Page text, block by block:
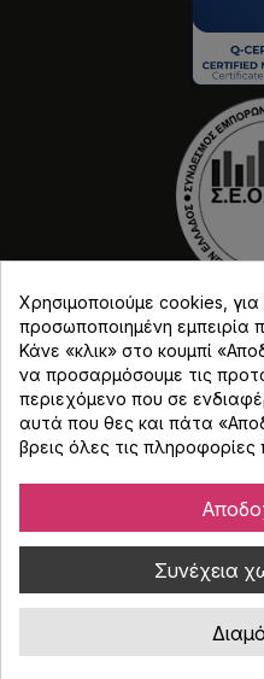
Copyright © Djmania
Κατασκευή
Χρησιμοποιούμε cookies,
προσωποποιημένη εμπειρία
Κάνε «κλικ» στο κουμπί
να προσαρμόσουμε τις
περιεχόμενο που σε
αυτά που θες και πάτα
βρεις όλες τις πληροφορίες
Συνέχεια